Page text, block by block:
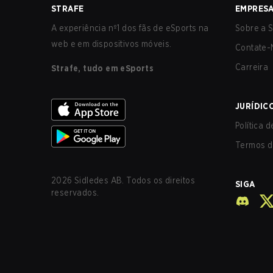
STRAFE
A experiência nº1 dos fãs de eSports na
web e em dispositivos móveis.
Strafe, tudo em eSports
2026 Sidledes AB. Todos os direitos
reservados.
Sobre a
Contate-
Carreira
Política
Termos
SIGA